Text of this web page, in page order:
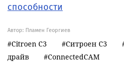
способности
Автор: Пламен Георгиев
Citroen C3 Ситроен С3
драйв
ConnectedCAM